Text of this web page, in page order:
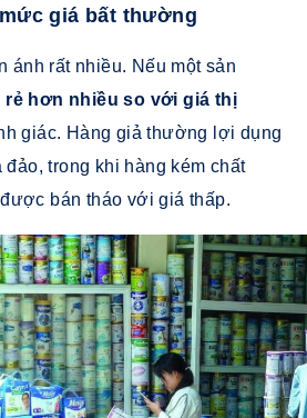
giá bất thường
ánh rất nhiều. Nếu một sản
rẻ hơn nhiều so với giá thị
giác. Hàng giả thường lợi dụng
trong khi hàng kém chất
bán tháo với giá thấp.